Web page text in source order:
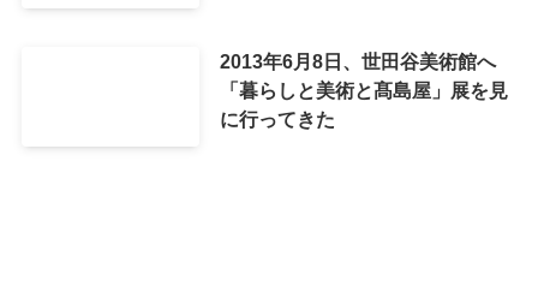
2013年6月8日、世田谷美術館へ
「暮らしと美術と髙島屋」展を見
に行ってきた